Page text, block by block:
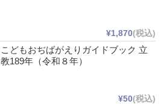
¥1,870(税込)
こどもおぢばがえりガイドブック 立
教189年（令和８年）
¥50(税込)